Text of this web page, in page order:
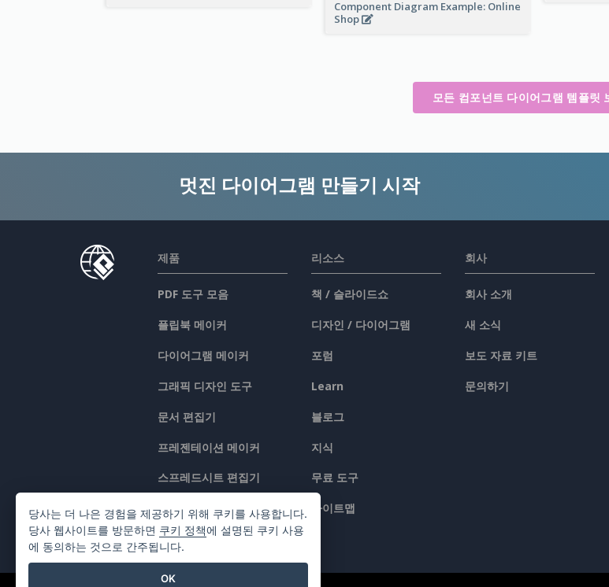
Component Diagram Example: Online
Shop
모든 컴포넌트 다이어그램 템플릿
멋진 다이어그램 만들기 시작
제품
PDF 도구 모음
플립북 메이커
다이어그램 메이커
그래픽 디자인 도구
문서 편집기
프레젠테이션 메이커
스프레드시트 편집기
가격 책정
리소스
책 / 슬라이드쇼
디자인 / 다이어그램
포럼
Learn
블로그
지식
무료 도구
사이트맵
회사
회사 소개
새 소식
보도 자료 키트
문의하기
당사는 더 나은 경험을 제공하기 위해 쿠키를 사용합니다.
당사 웹사이트를 방문하면 쿠키 정책에 설명된 쿠키 사용
에 동의하는 것으로 간주됩니다.
OK